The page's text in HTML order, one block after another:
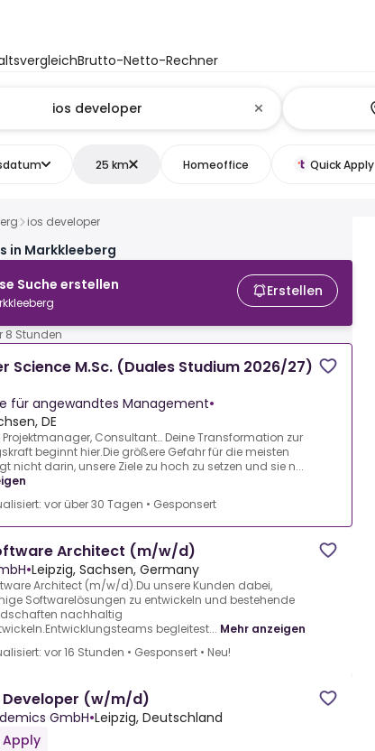
Brutto-Netto-Rechner
25 km Homeoffice Quick Apply
ios developer
in Markkleeberg
Suche erstellen
Erstellen
8 Stunden
Science M.Sc. (Duales Studium 2026/27)
für angewandtes Management•
DE
Projektmanager, Consultant… Deine Transformation zur
beginnt hier.Die größere Gefahr für die meisten
nicht darin, unsere Ziele zu hoch zu setzen und sie n...
vor über 30 Tagen • Gesponsert
Architect (m/w/d)
•Leipzig, Sachsen, Germany
Architect (m/w/d).Du unsere Kunden dabei,
Softwarelösungen zu entwickeln und bestehende
nachhaltig
begleitest... Mehr anzeigen
vor 16 Stunden • Gesponsert • Neu!
Developer (w/m/d)
GmbH•Leipzig, Deutschland
Apply